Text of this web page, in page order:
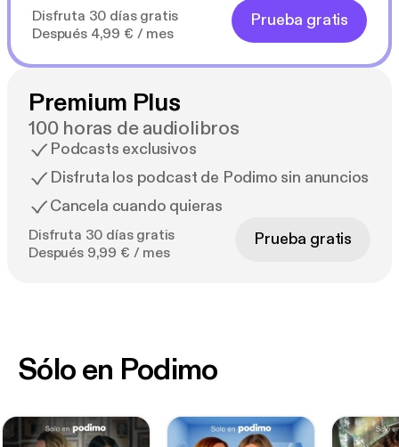
Disfruta 30 días gratis
Después 4,99 € / mes
Prueba gratis
Premium Plus
100 horas de audiolibros
Podcasts exclusivos
Disfruta los podcast de Podimo sin anuncios
Cancela cuando quieras
Disfruta 30 días gratis
Después 9,99 € / mes
Prueba gratis
Sólo en Podimo